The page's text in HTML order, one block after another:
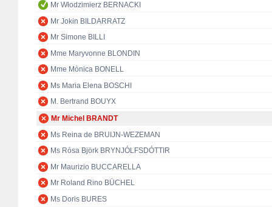
Mr Włodzimierz BERNACKI
Mr Jokin BILDARRATZ
Mr Simone BILLI
Mme Maryvonne BLONDIN
Mme Mònica BONELL
Ms Maria Elena BOSCHI
M. Bertrand BOUYX
Mr Michel BRANDT
Ms Reina de BRUIJN-WEZEMAN
Ms Rósa Björk BRYNJÓLFSDÓTTIR
Mr Maurizio BUCCARELLA
Mr Roland Rino BÜCHEL
Ms Doris BURES